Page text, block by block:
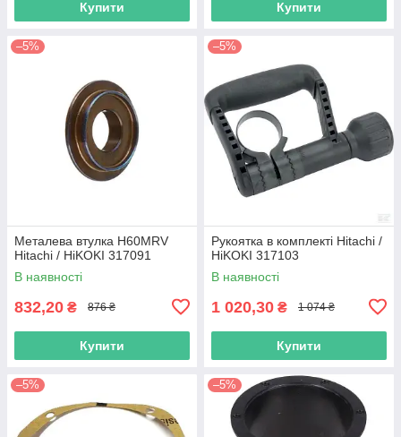
Купити Купити
–5%
Металева втулка H60MRV
Hitachi / HiKOKI 317091
В наявності
832,20 ₴ 876 ₴
Купити
–5%
Рукоятка в комплекті Hitachi /
HiKOKI 317103
В наявності
1 020,30 ₴ 1 074 ₴
Купити
–5% –5%